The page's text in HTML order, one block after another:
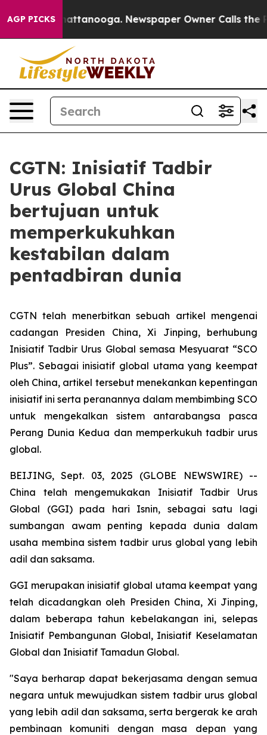
AGP PICKS
in Chattanooga. Newspaper Owner Calls the
CGTN: Inisiatif Tadbir
Urus Global China
bertujuan untuk
memperkukuhkan
kestabilan dalam
pentadbiran dunia
CGTN telah menerbitkan sebuah artikel mengenai
cadangan Presiden China, Xi Jinping, berhubung
Inisiatif Tadbir Urus Global semasa Mesyuarat “SCO
Plus”. Sebagai inisiatif global utama yang keempat
oleh China, artikel tersebut menekankan kepentingan
inisiatif ini serta peranannya dalam membimbing SCO
untuk mengekalkan sistem antarabangsa pasca
Perang Dunia Kedua dan memperkukuh tadbir urus
global.
BEIJING, Sept. 03, 2025 (GLOBE NEWSWIRE) --
China telah mengemukakan Inisiatif Tadbir Urus
Global (GGI) pada hari Isnin, sebagai satu lagi
sumbangan awam penting kepada dunia dalam
usaha membina sistem tadbir urus global yang lebih
adil dan saksama.
GGI merupakan inisiatif global utama keempat yang
telah dicadangkan oleh Presiden China, Xi Jinping,
dalam beberapa tahun kebelakangan ini, selepas
Inisiatif Pembangunan Global, Inisiatif Keselamatan
Global dan Inisiatif Tamadun Global.
"Saya berharap dapat bekerjasama dengan semua
negara untuk mewujudkan sistem tadbir urus global
yang lebih adil dan saksama, serta bergerak ke arah
pembinaan komuniti dengan masa depan yang